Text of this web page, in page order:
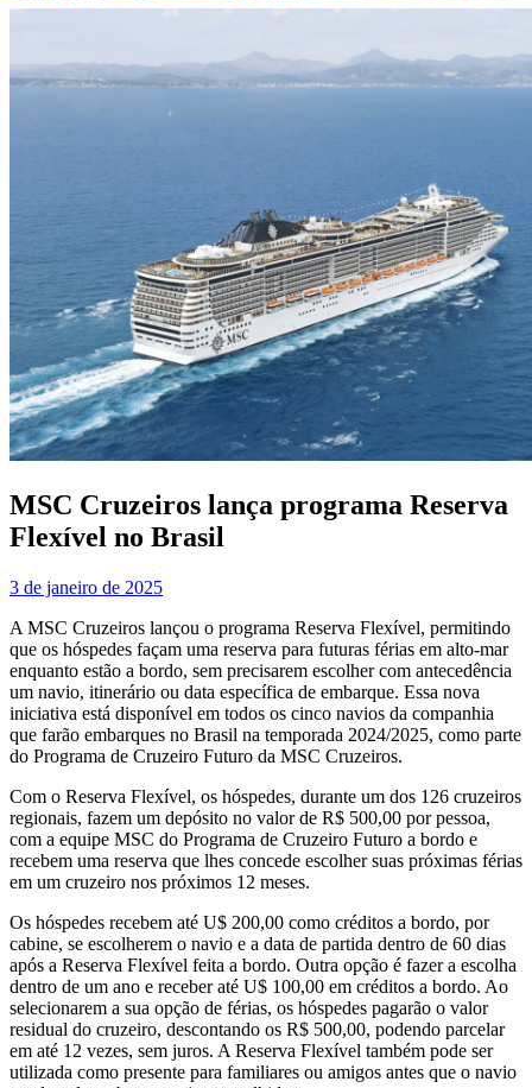
MSC Cruzeiros lança programa Reserva
Flexível no Brasil
3 de janeiro de 2025
A MSC Cruzeiros lançou o programa Reserva Flexível, permitindo
que os hóspedes façam uma reserva para futuras férias em alto-mar
enquanto estão a bordo, sem precisarem escolher com antecedência
um navio, itinerário ou data específica de embarque. Essa nova
iniciativa está disponível em todos os cinco navios da companhia
que farão embarques no Brasil na temporada 2024/2025, como parte
do Programa de Cruzeiro Futuro da MSC Cruzeiros.
Com o Reserva Flexível, os hóspedes, durante um dos 126 cruzeiros
regionais, fazem um depósito no valor de R$ 500,00 por pessoa,
com a equipe MSC do Programa de Cruzeiro Futuro a bordo e
recebem uma reserva que lhes concede escolher suas próximas férias
em um cruzeiro nos próximos 12 meses.
Os hóspedes recebem até U$ 200,00 como créditos a bordo, por
cabine, se escolherem o navio e a data de partida dentro de 60 dias
após a Reserva Flexível feita a bordo. Outra opção é fazer a escolha
dentro de um ano e receber até U$ 100,00 em créditos a bordo. Ao
selecionarem a sua opção de férias, os hóspedes pagarão o valor
residual do cruzeiro, descontando os R$ 500,00, podendo parcelar
em até 12 vezes, sem juros. A Reserva Flexível também pode ser
utilizada como presente para familiares ou amigos antes que o navio